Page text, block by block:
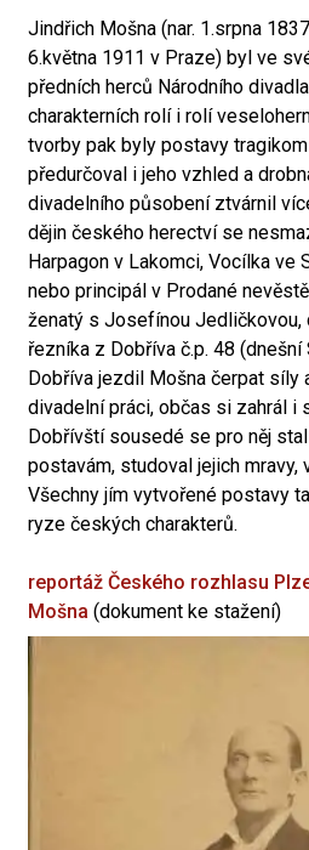
Jindřich Mošna (nar. 1.srpna
6.května 1911 v Praze) byl ve
předních herců Národního
charakterních rolí i rolí
tvorby pak byly postavy
předurčoval i jeho vzhled a
divadelního působení ztvárnil
dějin českého herectví se
Harpagon v Lakomci, Vocílka ve
nebo principál v Prodané
ženatý s Josefínou Jedličkovou,
řezníka z Dobříva č.p. 48 (dnešní
Dobříva jezdil Mošna čerpat síly
divadelní práci, občas si zahrál i
Dobřívští sousedé se pro něj
postavám, studoval jejich mravy,
Všechny jím vytvořené postavy
ryze českých charakterů.
reportáž Českého rozhlasu
Mošna (dokument ke stažení)